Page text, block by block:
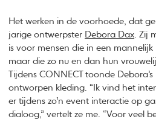
Het werken in de voorhoede, dat
jarige ontwerpster Debora Dax. Zij
is voor mensen die in een
maar die zo nu en dan hun
Tijdens CONNECT toonde
ontworpen kleding. “Ik vind het
er tijdens zo’n event interactie op
dialoog,” vertelt ze me. “Voor veel